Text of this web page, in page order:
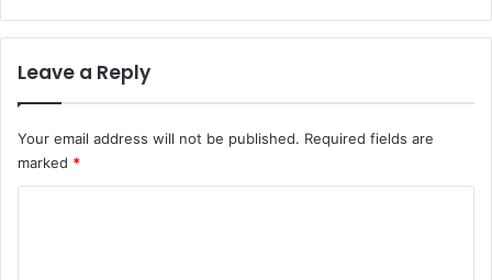
Leave a Reply
Your email address will not be published. Required fields are
marked *